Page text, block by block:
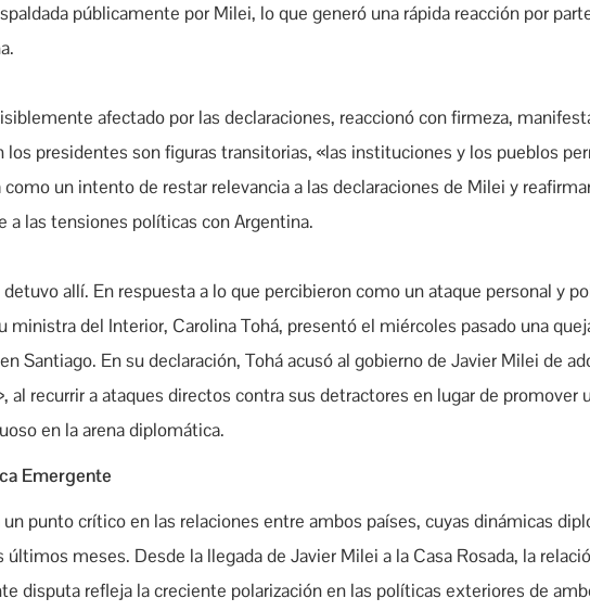
públicamente por Milei, lo que generó una rápida reacción por
afectado por las declaraciones, reaccionó con firmeza,
los presidentes son figuras transitorias, «las instituciones y los pueblos
un intento de restar relevancia a las declaraciones de Milei y
a las tensiones políticas con Argentina.
allí. En respuesta a lo que percibieron como un ataque personal y
ministra del Interior, Carolina Tohá, presentó el miércoles pasado una
Santiago. En su declaración, Tohá acusó al gobierno de Javier Milei de
al recurrir a ataques directos contra sus detractores en lugar de promover
en la arena diplomática.
Emergente
punto crítico en las relaciones entre ambos países, cuyas dinámicas
últimos meses. Desde la llegada de Javier Milei a la Casa Rosada, la
disputa refleja la creciente polarización en las políticas exteriores de